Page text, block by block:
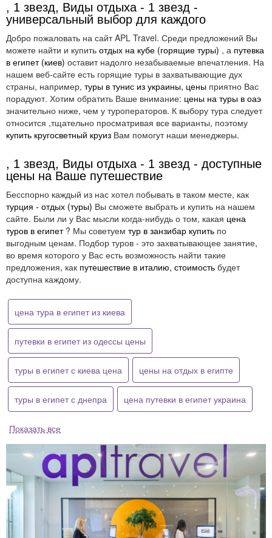
, 1 звезд, Виды отдыха - 1 звезд -
универсальный выбор для каждого
Добро пожаловать на сайт APL Travel. Среди предложений Вы
можете найти и купить отдых на кубе (горящие туры) , а путевка
в египет (киев) оставит надолго незабываемые впечатления. На
нашем веб-сайте есть горящие туры в захватывающие дух
страны, например, туры в тунис из украины, цены приятно Вас
порадуют. Хотим обратить Ваше внимание: цены на туры в оаэ
значительно ниже, чем у туроператоров. К выбору тура следует
относится ,тщательно просматривая все варианты, поэтому
купить кругосветный круиз Вам помогут наши менеджеры.
, 1 звезд, Виды отдыха - 1 звезд - доступные
цены на Ваше путешествие
Бесспорно каждый из нас хотел побывать в таком месте, как
турция - отдых (туры) Вы сможете выбрать и купить на нашем
сайте. Были ли у Вас мысли когда-нибудь о том, какая цена
туров в египет? Мы советуем тур в занзибар купить по
выгодным ценам. Подбор туров - это захватывающее занятие,
во время которого у Вас есть возможность найти такие
предложения, как путешествие в италию, стоимость будет
доступна каждому.
цена тура в египет из киева
путевки в египет из одессы цены
туры в египет с киева цена цены на отдых в египте
туры в египет с днепра цена путевки в египет украина
Показать все